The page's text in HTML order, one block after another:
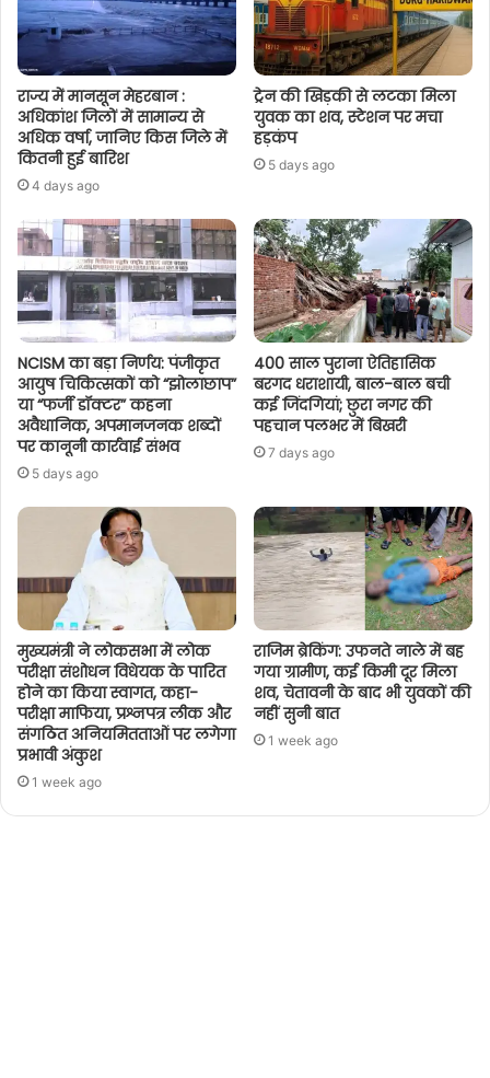
राज्य में मानसून मेहरबान :
अधिकांश जिलों में सामान्य से
अधिक वर्षा, जानिए किस जिले में
कितनी हुई बारिश
4 days ago
ट्रेन की खिड़की से लटका मिला
युवक का शव, स्टेशन पर मचा
हड़कंप
5 days ago
NCISM का बड़ा निर्णय: पंजीकृत
आयुष चिकित्सकों को “झोलाछाप”
या “फर्जी डॉक्टर” कहना
अवैधानिक, अपमानजनक शब्दों
पर कानूनी कार्रवाई संभव
5 days ago
400 साल पुराना ऐतिहासिक
बरगद धराशायी, बाल-बाल बची
कई जिंदगियां; छुरा नगर की
पहचान पलभर में बिखरी
7 days ago
मुख्यमंत्री ने लोकसभा में लोक
परीक्षा संशोधन विधेयक के पारित
होने का किया स्वागत, कहा-
परीक्षा माफिया, प्रश्नपत्र लीक और
संगठित अनियमितताओं पर लगेगा
प्रभावी अंकुश
1 week ago
राजिम ब्रेकिंग: उफनते नाले में बह
गया ग्रामीण, कई किमी दूर मिला
शव, चेतावनी के बाद भी युवकों की
नहीं सुनी बात
1 week ago